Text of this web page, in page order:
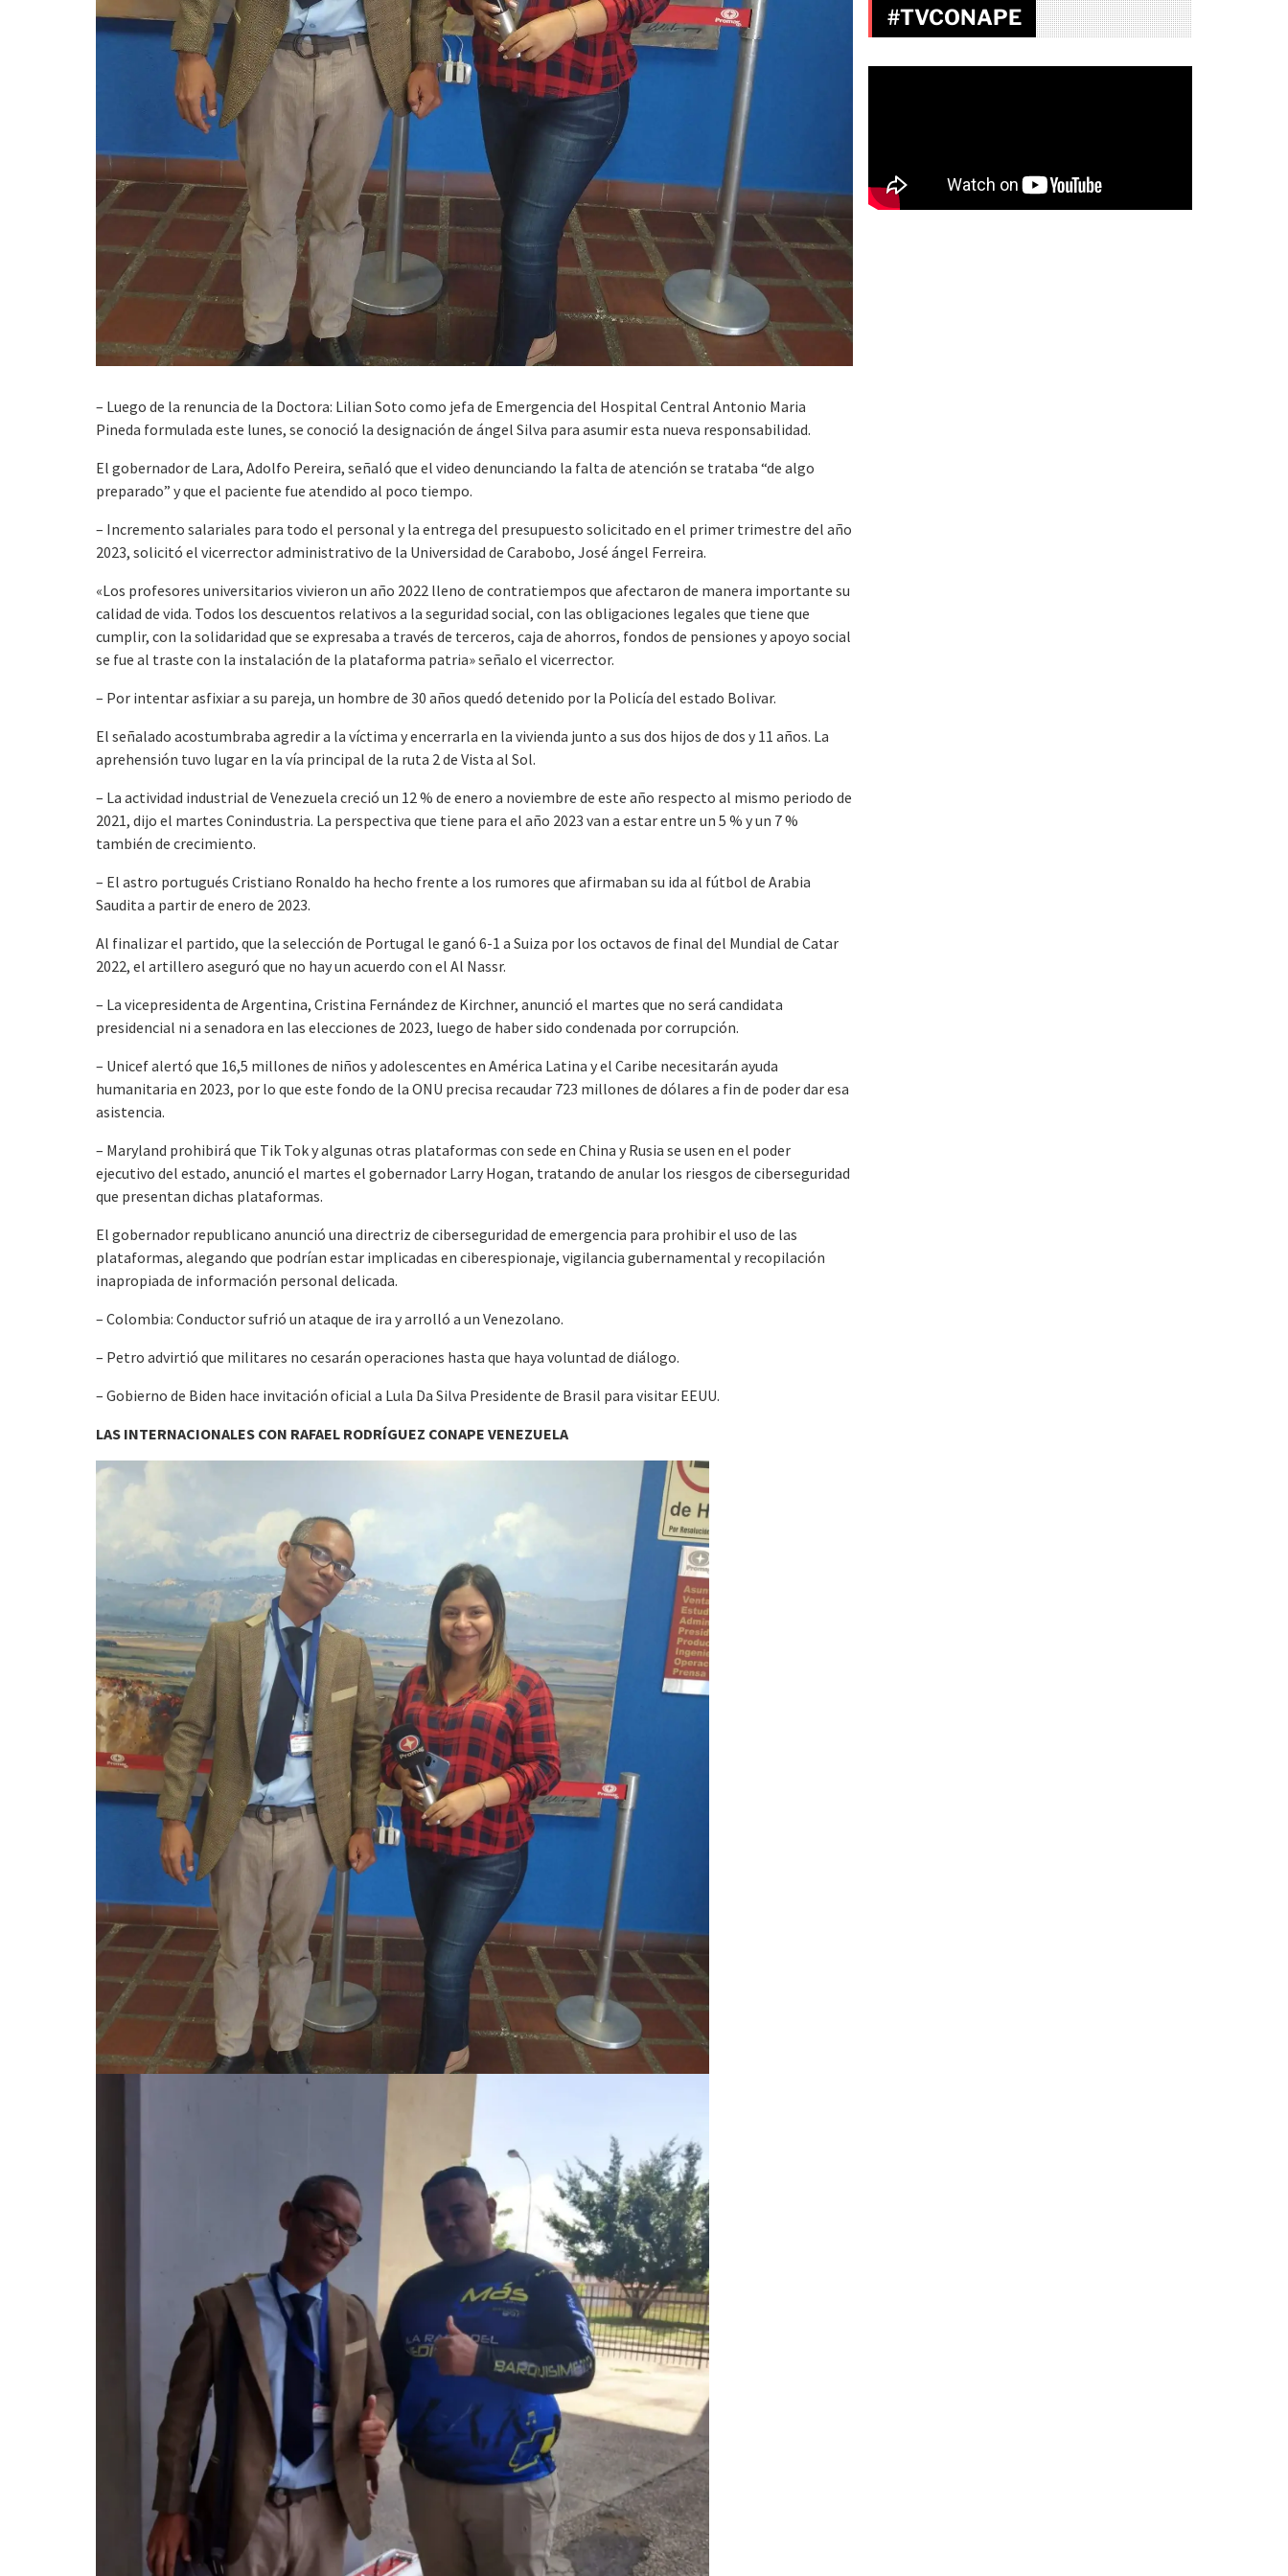
– Luego de la renuncia de la Doctora: Lilian Soto como jefa de Emergencia del Hospital Central Antonio Maria
Pineda formulada este lunes, se conoció la designación de ángel Silva para asumir esta nueva responsabilidad.
El gobernador de Lara, Adolfo Pereira, señaló que el video denunciando la falta de atención se trataba “de algo
preparado” y que el paciente fue atendido al poco tiempo.
– Incremento salariales para todo el personal y la entrega del presupuesto solicitado en el primer trimestre del año
2023, solicitó el vicerrector administrativo de la Universidad de Carabobo, José ángel Ferreira.
«Los profesores universitarios vivieron un año 2022 lleno de contratiempos que afectaron de manera importante su
calidad de vida. Todos los descuentos relativos a la seguridad social, con las obligaciones legales que tiene que
cumplir, con la solidaridad que se expresaba a través de terceros, caja de ahorros, fondos de pensiones y apoyo social
se fue al traste con la instalación de la plataforma patria» señalo el vicerrector.
– Por intentar asfixiar a su pareja, un hombre de 30 años quedó detenido por la Policía del estado Bolivar.
El señalado acostumbraba agredir a la víctima y encerrarla en la vivienda junto a sus dos hijos de dos y 11 años. La
aprehensión tuvo lugar en la vía principal de la ruta 2 de Vista al Sol.
– La actividad industrial de Venezuela creció un 12 % de enero a noviembre de este año respecto al mismo periodo de
2021, dijo el martes Conindustria. La perspectiva que tiene para el año 2023 van a estar entre un 5 % y un 7 %
también de crecimiento.
– El astro portugués Cristiano Ronaldo ha hecho frente a los rumores que afirmaban su ida al fútbol de Arabia
Saudita a partir de enero de 2023.
Al finalizar el partido, que la selección de Portugal le ganó 6-1 a Suiza por los octavos de final del Mundial de Catar
2022, el artillero aseguró que no hay un acuerdo con el Al Nassr.
– La vicepresidenta de Argentina, Cristina Fernández de Kirchner, anunció el martes que no será candidata
presidencial ni a senadora en las elecciones de 2023, luego de haber sido condenada por corrupción.
– Unicef alertó que 16,5 millones de niños y adolescentes en América Latina y el Caribe necesitarán ayuda
humanitaria en 2023, por lo que este fondo de la ONU precisa recaudar 723 millones de dólares a fin de poder dar esa
asistencia.
– Maryland prohibirá que Tik Tok y algunas otras plataformas con sede en China y Rusia se usen en el poder
ejecutivo del estado, anunció el martes el gobernador Larry Hogan, tratando de anular los riesgos de ciberseguridad
que presentan dichas plataformas.
El gobernador republicano anunció una directriz de ciberseguridad de emergencia para prohibir el uso de las
plataformas, alegando que podrían estar implicadas en ciberespionaje, vigilancia gubernamental y recopilación
inapropiada de información personal delicada.
– Colombia: Conductor sufrió un ataque de ira y arrolló a un Venezolano.
– Petro advirtió que militares no cesarán operaciones hasta que haya voluntad de diálogo.
– Gobierno de Biden hace invitación oficial a Lula Da Silva Presidente de Brasil para visitar EEUU.
LAS INTERNACIONALES CON RAFAEL RODRÍGUEZ CONAPE VENEZUELA
#TVCONAPE